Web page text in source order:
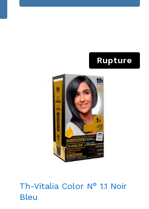
Rupture
Th-Vitalia Color N° 1.1 Noir
Bleu